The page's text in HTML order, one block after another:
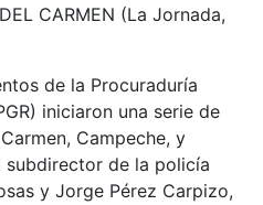
CARMEN (La Jornada,
de la Procuraduría
iniciaron una serie de
Campeche, y
de la policía
y Jorge Pérez Carpizo,